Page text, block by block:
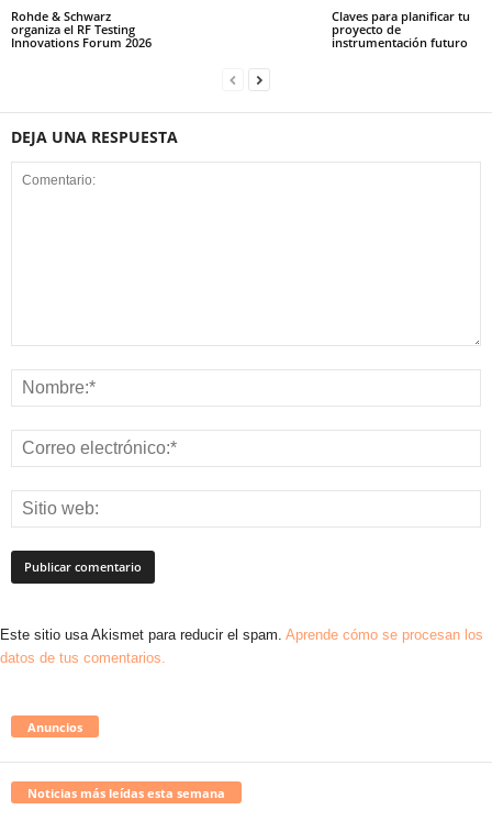
Rohde & Schwarz
organiza el RF Testing
Innovations Forum 2026
Claves para planificar tu
proyecto de
instrumentación futuro
DEJA UNA RESPUESTA
Este sitio usa Akismet para reducir el spam. Aprende cómo se procesan los
datos de tus comentarios.
Anuncios
Noticias más leídas esta semana